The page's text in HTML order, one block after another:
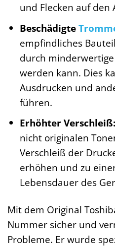
und Flecken auf
Beschädigte
empfindliches
durch
werden kann. Dies
Ausdrucken und
führen.
Erhöhter Verschleiß:
nicht originalen
Verschleiß der
erhöhen und zu
Lebensdauer des
Mit dem Original
Nummer sicher und
Probleme. Er wurde